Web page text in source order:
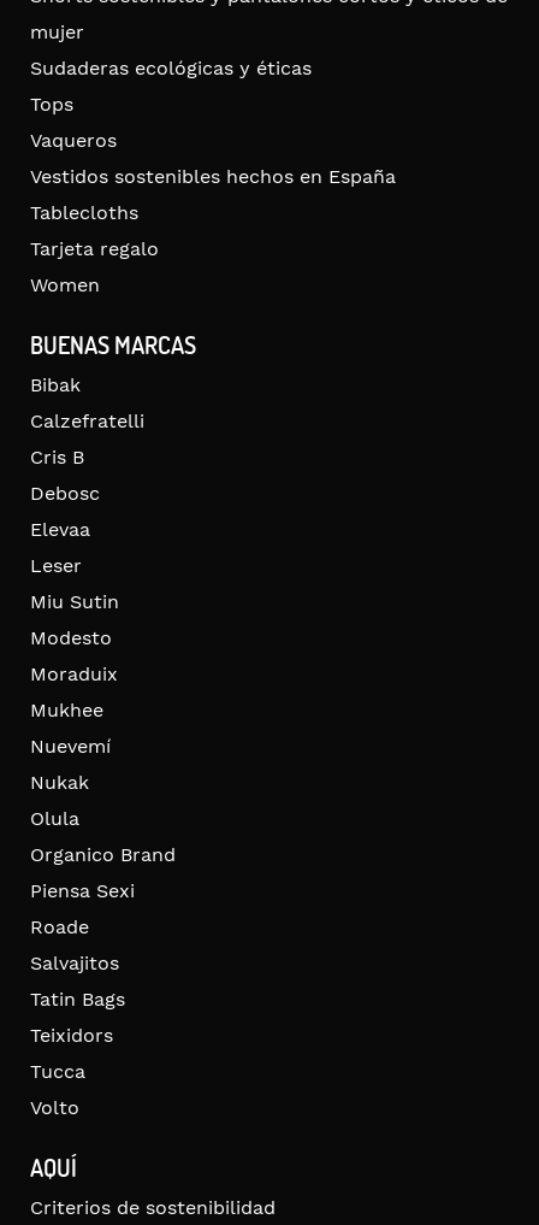
mujer
Sudaderas ecológicas y éticas
Tops
Vaqueros
Vestidos sostenibles hechos en España
Tablecloths
Tarjeta regalo
Women
BUENAS MARCAS
Bibak
Calzefratelli
Cris B
Debosc
Elevaa
Leser
Miu Sutin
Modesto
Moraduix
Mukhee
Nuevemí
Nukak
Olula
Organico Brand
Piensa Sexi
Roade
Salvajitos
Tatin Bags
Teixidors
Tucca
Volto
AQUÍ
Criterios de sostenibilidad